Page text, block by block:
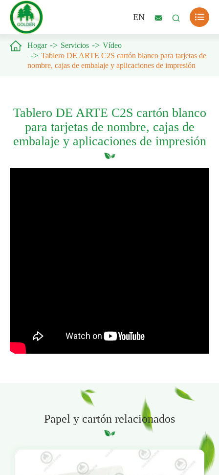
EN   
 Hogar Servicios
Vídeo
Tablero DE ARTE C2S cartón blanco para tarjetas de
nombre, cajas de embalaje y aplicaciones de impresión
Tablero DE ARTE C2S cartón blanco
para tarjetas de nombre, cajas de
embalaje y aplicaciones de impresión
Papel y cartón relacionados